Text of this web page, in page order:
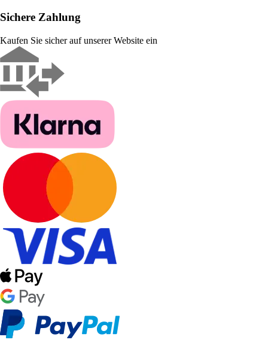
Sichere Zahlung
Kaufen Sie sicher auf unserer Website ein